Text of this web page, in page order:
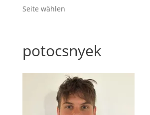
Seite wählen
potocsnyek